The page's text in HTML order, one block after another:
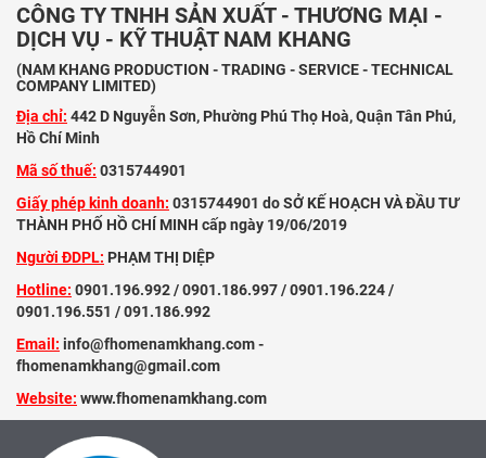
CÔNG TY TNHH SẢN XUẤT - THƯƠNG MẠI -
DỊCH VỤ - KỸ THUẬT NAM KHANG
(NAM KHANG PRODUCTION - TRADING - SERVICE - TECHNICAL
COMPANY LIMITED)
Địa chỉ: 442 D Nguyễn Sơn, Phường Phú Thọ Hoà, Quận Tân Phú,
Hồ Chí Minh
Mã số thuế: 0315744901
Giấy phép kinh doanh: 0315744901 do SỞ KẾ HOẠCH VÀ ĐẦU TƯ
THÀNH PHỐ HỒ CHÍ MINH cấp ngày 19/06/2019
Người ĐDPL: PHẠM THỊ DIỆP
Hotline: 0901.196.992 / 0901.186.997 / 0901.196.224 /
0901.196.551 / 091.186.992
Email: info@fhomenamkhang.com -
fhomenamkhang@gmail.com
Website: www.fhomenamkhang.com